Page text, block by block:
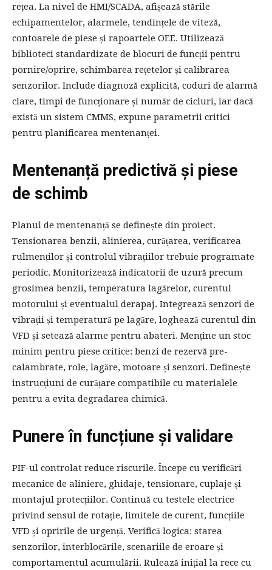
rețea. La nivel de HMI/SCADA, afișează stările
echipamentelor, alarmele, tendințele de viteză,
contoarele de piese și rapoartele OEE. Utilizează
biblioteci standardizate de blocuri de funcții pentru
pornire/oprire, schimbarea rețetelor și calibrarea
senzorilor. Include diagnoză explicită, coduri de alarmă
clare, timpi de funcționare și număr de cicluri, iar dacă
există un sistem CMMS, expune parametrii critici
pentru planificarea mentenanței.
Mentenanță predictivă și piese
de schimb
Planul de mentenanță se definește din proiect.
Tensionarea benzii, alinierea, curățarea, verificarea
rulmenților și controlul vibrațiilor trebuie programate
periodic. Monitorizează indicatorii de uzură precum
grosimea benzii, temperatura lagărelor, curentul
motorului și eventualul derapaj. Integrează senzori de
vibrații și temperatură pe lagăre, loghează curentul din
VFD și setează alarme pentru abateri. Menține un stoc
minim pentru piese critice: benzi de rezervă pre-
calambrate, role, lagăre, motoare și senzori. Definește
instrucțiuni de curățare compatibile cu materialele
pentru a evita degradarea chimică.
Punere în funcțiune și validare
PIF-ul controlat reduce riscurile. Începe cu verificări
mecanice de aliniere, ghidaje, tensionare, cuplaje și
montajul protecțiilor. Continuă cu testele electrice
privind sensul de rotație, limitele de curent, funcțiile
VFD și opririle de urgență. Verifică logica: starea
senzorilor, interblocările, scenariile de eroare și
comportamentul acumulării. Rulează inițial la rece cu